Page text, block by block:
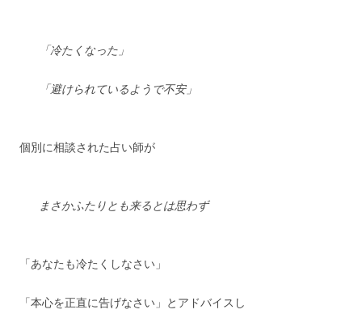
「冷たくなった」
「避けられているようで不安」
個別に相談された占い師が
まさかふたりとも来るとは思わず
「あなたも冷たくしなさい」
「本心を正直に告げなさい」とアドバイスし